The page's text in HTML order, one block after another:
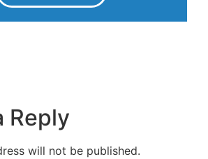
Reply
will not be published.